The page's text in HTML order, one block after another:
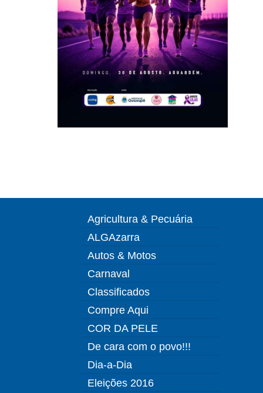
Agricultura & Pecuária
ALGAzarra
Autos & Motos
Carnaval
Classificados
Compre Aqui
COR DA PELE
De cara com o povo!!!
Dia-a-Dia
Eleições 2016